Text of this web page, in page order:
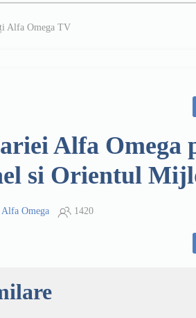
Alfa Omega TV
Alfa Omega
si Orientul
Omega 1420